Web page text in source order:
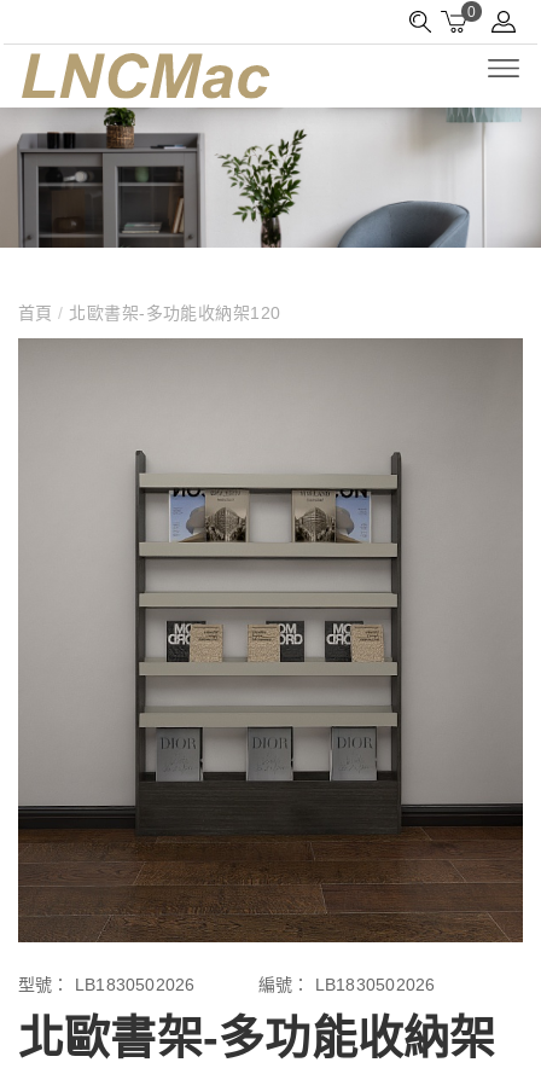
0
首頁/ 北歐書架-多功能收納架120
型號： LB1830502026 編號： LB1830502026
北歐書架-多功能收納架